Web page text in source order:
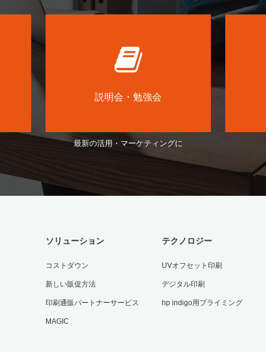
説明会・勉強会
最新の活用・マーケティングに
ソリューション
コストダウン
新しい販促方法
印刷通販パートナーサービス
MAGIC
テクノロジー
UVオフセット印刷
デジタル印刷
hp indigo用プライミング